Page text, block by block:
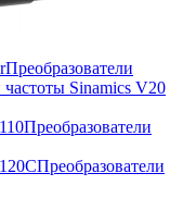
Преобразователи
Преобразователи
Преобразователи